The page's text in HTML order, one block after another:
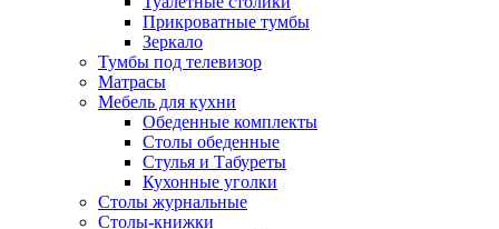
Прикроватные тумбы
Зеркало
Тумбы под телевизор
Матрасы
Мебель для кухни
Обеденные комплекты
Столы обеденные
Стулья и Табуреты
Кухонные уголки
Столы журнальные
Столы-книжки